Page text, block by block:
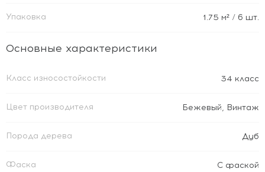
Упаковка 1.75 м² / 6 шт.
Основные характеристики
Класс износостойкости 34 класс
Цвет производителя Бежевый, Винтаж
Порода дерева Дуб
Фаска С фаской